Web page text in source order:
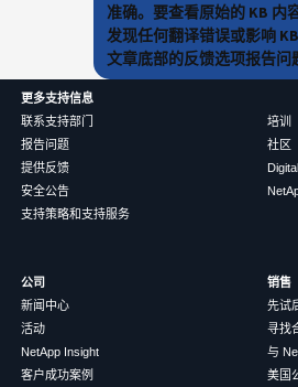
准确。要查看原始的 KB 内
发现任何翻译错误或影响
文章底部的反馈选项报告问
更多支持信息
联系支持部门
报告问题
提供反馈
安全公告
支持策略和支持服务
培训
社区
公司
新闻中心
活动
NetApp Insight
客户成功案例
销售
先试
寻找
与
美国